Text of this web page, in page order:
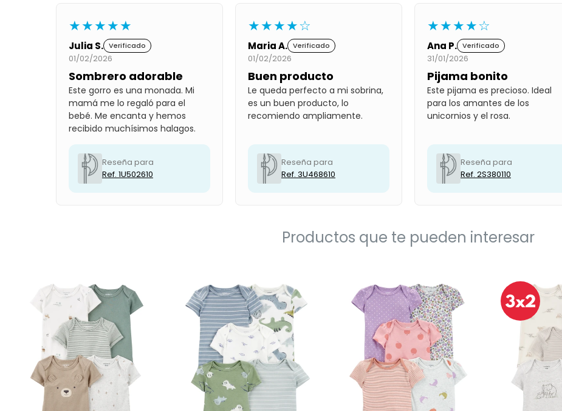
★★★★★
Julia S. Verificado
01/02/2026
Sombrero adorable
Este gorro es una monada. Mi
mamá me lo regaló para el
bebé. Me encanta y hemos
recibido muchísimos halagos.
Reseña para
Ref. 1U502610
★★★★☆
Maria A. Verificado
01/02/2026
Buen producto
Le queda perfecto a mi sobrina,
es un buen producto, lo
recomiendo ampliamente.
Reseña para
Ref. 3U468610
★★★★☆
Ana P. Verificado
31/01/2026
Pijama bonito
Este pijama es precioso. Ideal
para los amantes de los
unicornios y el rosa.
Reseña para
Ref. 2S380110
Productos que te pueden interesar